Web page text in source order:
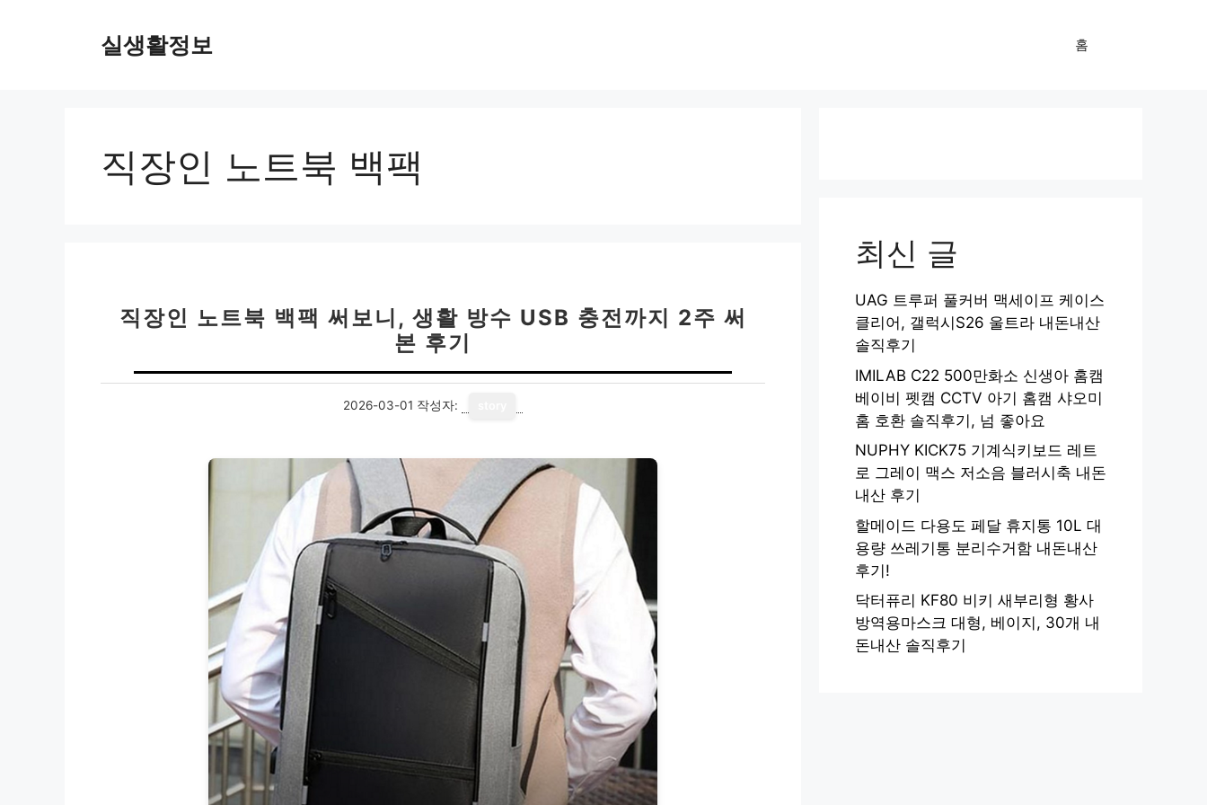
실생활정보 홈
직장인 노트북 백팩
직장인 노트북 백팩 써보니, 생활 방수 USB 충전까지 2주 써
본 후기
2026-03-01 작성자:
최신 글
UAG 트루퍼 풀커버 맥세이프 케이스
클리어, 갤럭시S26 울트라 내돈내산
솔직후기
IMILAB C22 500만화소 신생아 홈캠
베이비 펫캠 CCTV 아기 홈캠 샤오미
홈 호환 솔직후기, 넘 좋아요
NUPHY KICK75 기계식키보드 레트
로 그레이 맥스 저소음 블러시축 내돈
내산 후기
할메이드 다용도 페달 휴지통 10L 대
용량 쓰레기통 분리수거함 내돈내산
후기!
닥터퓨리 KF80 비키 새부리형 황사
방역용마스크 대형, 베이지, 30개 내
돈내산 솔직후기